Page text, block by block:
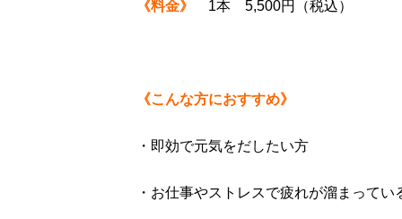
《料金》 1本 5,500円（税込）
《こんな方におすすめ》
・即効で元気をだしたい方
・お仕事やストレスで疲れが溜まってい